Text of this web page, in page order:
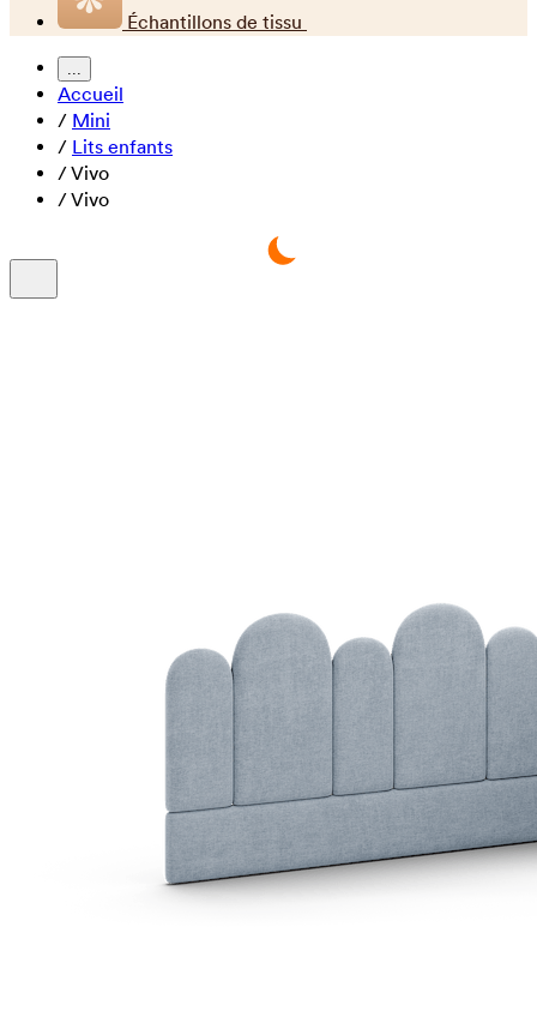
Échantillons de tissu
...
Accueil
/ Mini
/ Lits enfants
/Vivo
/Vivo